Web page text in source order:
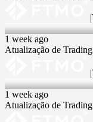
|
30 Jul 2026
1 week ago
Atualização de
|
28 Jul 2026
1 week ago
Atualização de